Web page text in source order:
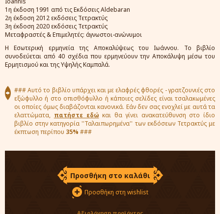
1η έκδοση 1991 από τις Εκδόσεις Aldebaran
2η έκδοση 2012 εκδόσεις Τετρακτύς
3η έκδοση 2020 εκδόσεις Τετρακτύς
Μεταφραστές & Επιμελητές: άγνωστοι-ανώνυμοι
Η Εσωτερική ερμηνεία της Αποκαλύψεως του Ιωάννου. Το βιβλίο
συνοδεύεται από 40 σχέδια που ερμηνεύουν την Αποκάλυψη μέσω του
Ερμητισμού και της Υψηλής Καμπαλά.
### Αυτό το βιβλίο υπάρχει και με ελαφρές φθορές - γρατζουνιές στο
εξώφυλλο ή στο οπισθόφυλλο ή κάποιες σελίδες είναι τσαλακωμένες
οι οποίες όμως διαβάζονται κανονικά. Εάν δεν σας ενοχλεί με αυτά τα
ελαττώματα, πατήστε εδώ και θα γίνει ανακατεύθυνση στο ίδιο
βιβλίο στην κατηγορία ''Ταλαιπωρημένα'' των εκδόσεων Τετρακτύς με
έκπτωση περίπου 35% ###
Προσθήκη στο καλάθι
Προσθήκη στη wishlist